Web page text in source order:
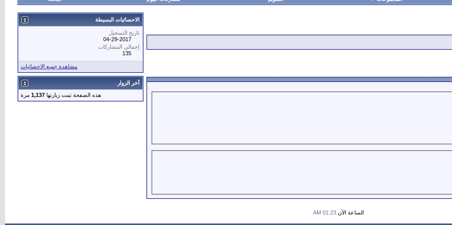
الاحصائيات البسيطة
تاريخ التسجيل
04-29-2017
إجمالي المشاركات
135
مشاهدة جميع الاحصائيات
آخر الزوار
هذه الصفحة تمت زيارتها 1,137 مرة
الساعة الآن01:23 AM